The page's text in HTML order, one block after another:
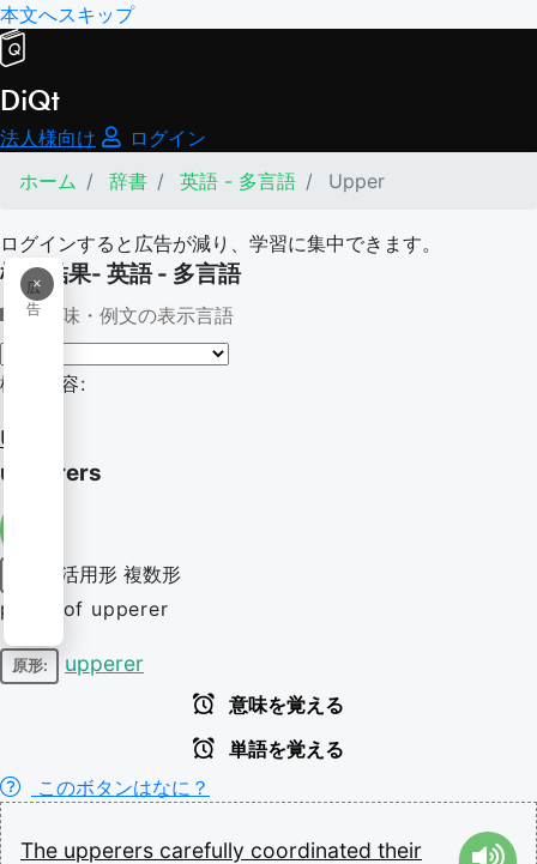
本文へスキップ
DiQt
法人様向け
ログイン
ホーム
辞書 英語 - 多言語 Upper
ログインすると広告が減り、学習に集中できます。
×
広
告
検索結果- 英語 - 多言語
意味・例文の表示言語
検索内容:
Upper
upperers
活用形 複数形
plural of upperer
原形: upperer
意味を覚える
単語を覚える
このボタンはなに？
The upperers carefully coordinated their